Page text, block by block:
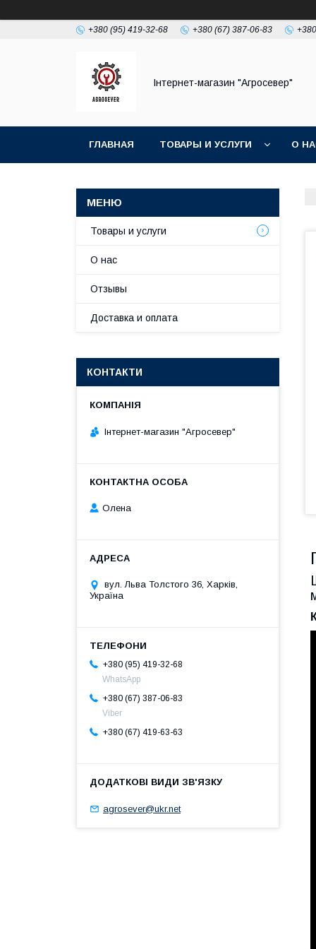
+380 (95) 419-32-68 +380 (67) 387-06-83
Інтернет-магазин "Агросевер"
ГЛАВНАЯ ТОВАРЫ И УСЛУГИ О
Товары и услуги
О нас
Отзывы
Доставка и оплата
КОНТАКТИ
Інтернет-магазин "Агросевер"
Олена
вул. Льва Толстого 36, Харків,
Україна
+380 (95) 419-32-68
WhatsApp
+380 (67) 387-06-83
Viber
+380 (67) 419-63-63
agrosever@ukr.net